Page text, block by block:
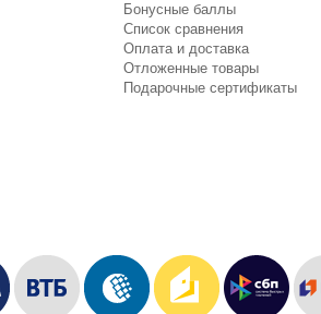
Бонусные баллы
Список сравнения
Оплата и доставка
Отложенные товары
Подарочные сертификаты